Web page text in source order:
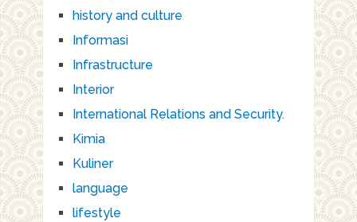
history and culture
Informasi
Infrastructure
Interior
International Relations and Security.
Kimia
Kuliner
language
lifestyle